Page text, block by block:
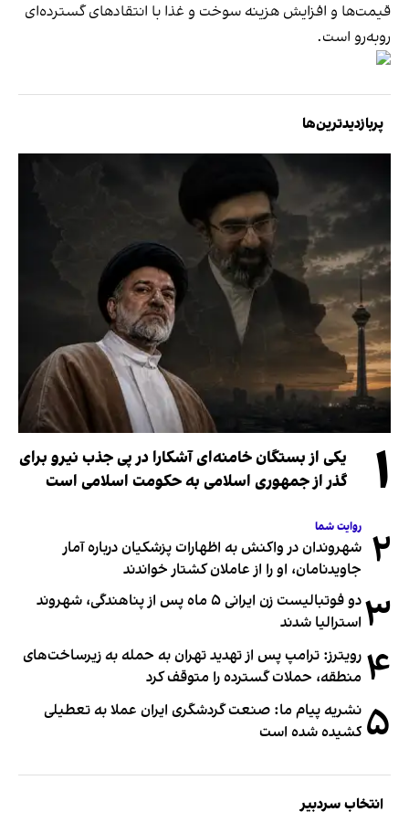
قیمت‌ها و افزایش هزینه سوخت و غذا با انتقادهای گسترده‌ای
روبه‌رو است.
پربازدیدترین‌ها
۱
یکی از بستگان خامنه‌ای آشکارا در پی جذب نیرو برای
گذر از جمهوری اسلامی به حکومت اسلامی است
۲ روایت شما
شهروندان در واکنش به اظهارات پزشکیان درباره آمار
جاویدنامان، او را از عاملان کشتار خواندند
۳
دو فوتبالیست زن ایرانی ۵ ماه پس از پناهندگی، شهروند
استرالیا شدند
۴ رویترز: ترامپ پس از تهدید تهران به حمله به زیرساخت‌های
منطقه، حملات گسترده را متوقف کرد
۵ نشریه پیام ما: صنعت گردشگری ایران عملا به تعطیلی
کشیده شده است
انتخاب سردبیر